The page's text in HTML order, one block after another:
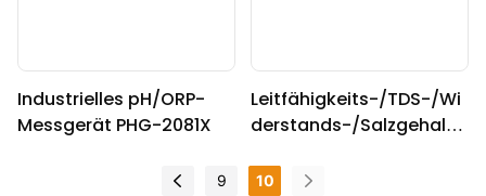
Industrielles pH/ORP-
Messgerät PHG-2081X
Leitfähigkeits-/TDS-/Wi
derstands-/Salzgehalt
9 10